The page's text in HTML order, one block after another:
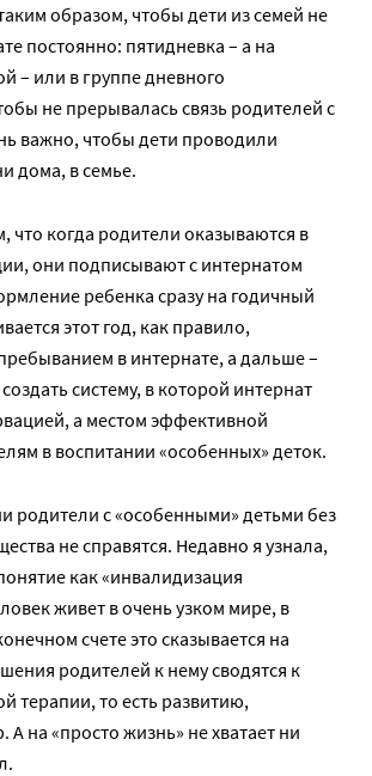
образом, чтобы дети из семей не
постоянно: пятидневка – а на
– или в группе дневного
не прерывалась связь родителей с
важно, чтобы дети проводили
дома, в семье.
что когда родители оказываются в
они подписывают с интернатом
ребенка сразу на годичный
этот год, как правило,
в интернате, а дальше –
систему, в которой интернат
а местом эффективной
в воспитании «особенных» деток.
родители с «особенными» детьми без
не справятся. Недавно я узнала,
как «инвалидизация
живет в очень узком мире, в
счете это сказывается на
родителей к нему сводятся к
терапии, то есть развитию,
А на «просто жизнь» не хватает ни